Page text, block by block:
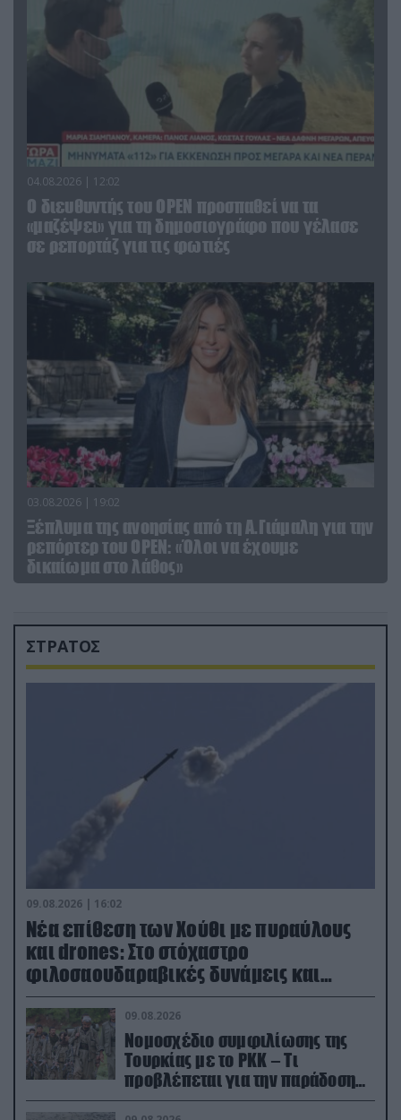
04.08.2026 | 12:02
O διευθυντής του OPEN προσπαθεί να τα
«μαζέψει» για τη δημοσιογράφο που γέλασε
σε ρεπορτάζ για τις φωτιές
03.08.2026 | 19:02
Ξέπλυμα της ανοησίας από τη Α.Γιάμαλη για την
ρεπόρτερ του ΟΡΕΝ: «Όλοι να έχουμε
δικαίωμα στο λάθος»
ΣΤΡΑΤΟΣ
09.08.2026 | 16:02
Νέα επίθεση των Χούθι με πυραύλους
και drones: Στο στόχαστρο
φιλοσαουδαραβικές δυνάμεις και
εγκαταστάσεις
09.08.2026
Νομοσχέδιο συμφιλίωσης της
Τουρκίας με το ΡΚΚ – Τι
προβλέπεται για την παράδοση
των όπλων